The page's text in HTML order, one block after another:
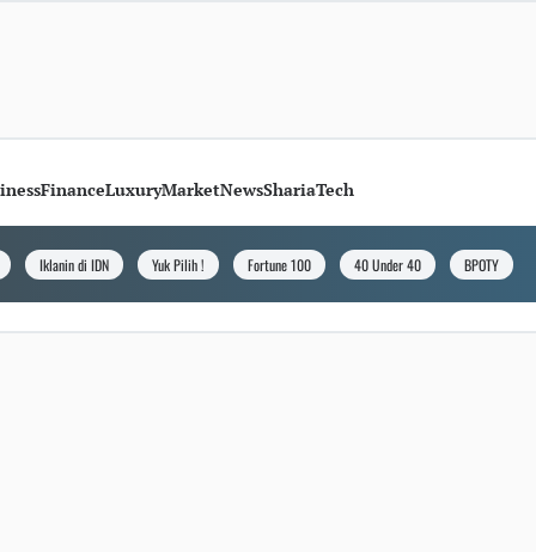
FinanceLuxuryMarketNewsShariaTech
Iklanin di IDN Yuk Pilih ! Fortune 100 40 Under 40 BPOTY